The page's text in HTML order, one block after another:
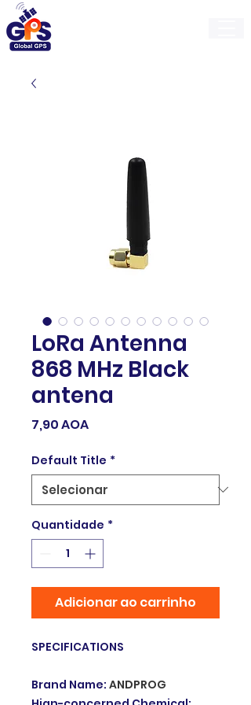
LoRa Antenna
868 MHz Black
antena
7,90 AOAPreço
Default Title *
Quantidade *
Adicionar ao carrinho
SPECIFICATIONS
Brand Name: ANDPROG